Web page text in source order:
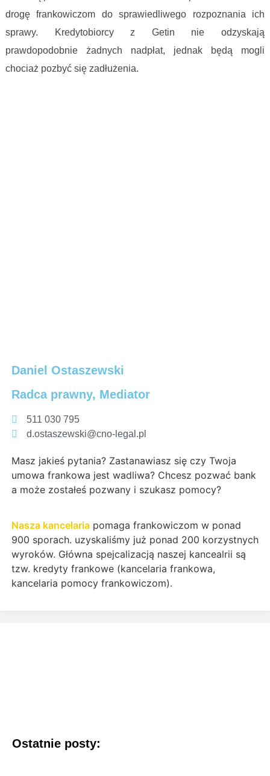
drogę frankowiczom do sprawiedliwego rozpoznania ich
sprawy. Kredytobiorcy z Getin nie odzyskają
prawdopodobnie żadnych nadpłat, jednak będą mogli
chociaż pozbyć się zadłużenia.
Daniel Ostaszewski
Radca prawny, Mediator
511 030 795
d.ostaszewski@cno-legal.pl
Masz jakieś pytania? Zastanawiasz się czy Twoja
umowa frankowa jest wadliwa? Chcesz pozwać bank
a może zostałeś pozwany i szukasz pomocy?
Nasza kancelariapomaga frankowiczom w ponad
900 sporach. uzyskaliśmy już ponad 200 korzystnych
wyroków. Główna spejcalizacją naszej kancealrii są
tzw. kredyty frankowe (kancelaria frankowa,
kancelaria pomocy frankowiczom).
Ostatnie posty: